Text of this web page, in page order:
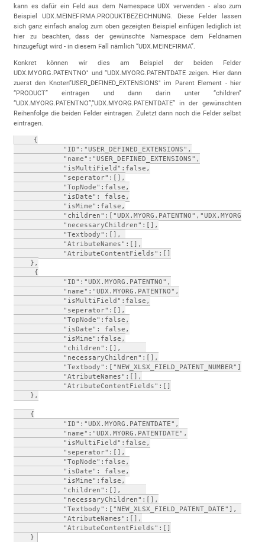
kann es dafür ein Feld aus dem Namespace UDX verwenden - also zum
Beispiel UDX.MEINEFIRMA.PRODUKTBEZEICHNUNG. Diese Felder lassen
sich ganz einfach analog zum oben gezeigten Beispiel einfügen lediglich ist
hier zu beachten, dass der gewünschte Namespace dem Feldnamen
hinzugefügt wird - in diesem Fall nämlich “UDX.MEINEFIRMA”.
Konkret können wir dies am Beispiel der beiden Felder
UDX.MYORG.PATENTNO" und “UDX.MYORG.PATENTDATE zeigen. Hier dann
zuerst den Knoten”USER_DEFINED_EXTENSIONS" im Parent Element - hier
“PRODUCT” eintragen und dann darin unter “children”
“UDX.MYORG.PATENTNO”,“UDX.MYORG.PATENTDATE” in der gewünschten
Reihenfolge die beiden Felder eintragen. Zuletzt dann noch die Felder selbst
eintragen.
    {
            "ID":"USER_DEFINED_EXTENSIONS",
            "name":"USER_DEFINED_EXTENSIONS",
            "isMultiField":false,
            "seperator":[],
            "TopNode":false,
            "isDate": false,
            "isMime":false,
            "necessaryChildren":[],
            "Textbody":[],
            "AtributeNames":[],
            "AtributeContentFields":[]
    },
     {
            "ID":"UDX.MYORG.PATENTNO",
            "name":"UDX.MYORG.PATENTNO",
            "isMultiField":false,
            "seperator":[],
            "TopNode":false,
            "isDate": false,
            "isMime":false,
            "children":[],
            "necessaryChildren":[],
            "Textbody":["NEW_XLSX_FIELD_PATENT_NUMBER"],
            "AtributeNames":[],
            "AtributeContentFields":[]
    },
    {
            "ID":"UDX.MYORG.PATENTDATE",
            "name":"UDX.MYORG.PATENTDATE",
            "isMultiField":false,
            "seperator":[],
            "TopNode":false,
            "isDate": false,
            "isMime":false,
            "children":[],
            "necessaryChildren":[],
            "Textbody":["NEW_XLSX_FIELD_PATENT_DATE"],
            "AtributeNames":[],
            "AtributeContentFields":[]
    }